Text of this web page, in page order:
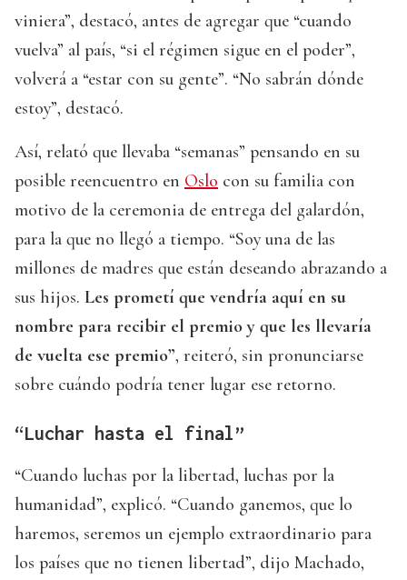
viniera”, destacó, antes de agregar que “cuando
vuelva” al país, “si el régimen sigue en el poder”,
volverá a “estar con su gente”. “No sabrán dónde
estoy”, destacó.
Así, relató que llevaba “semanas” pensando en su
posible reencuentro en Oslo con su familia con
motivo de la ceremonia de entrega del galardón,
para la que no llegó a tiempo. “Soy una de las
millones de madres que están deseando abrazando a
sus hijos. Les prometí que vendría aquí en su
nombre para recibir el premio y que les llevaría
de vuelta ese premio”, reiteró, sin pronunciarse
sobre cuándo podría tener lugar ese retorno.
“Luchar hasta el final”
“Cuando luchas por la libertad, luchas por la
humanidad”, explicó. “Cuando ganemos, que lo
haremos, seremos un ejemplo extraordinario para
los países que no tienen libertad”, dijo Machado,